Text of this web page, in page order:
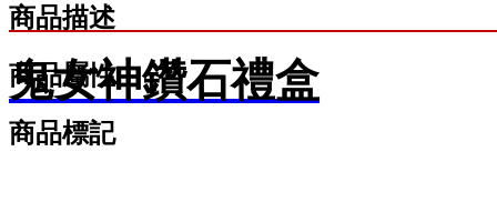
商品描述
商品屬性
商品標記
鬼女神鑽石禮盒